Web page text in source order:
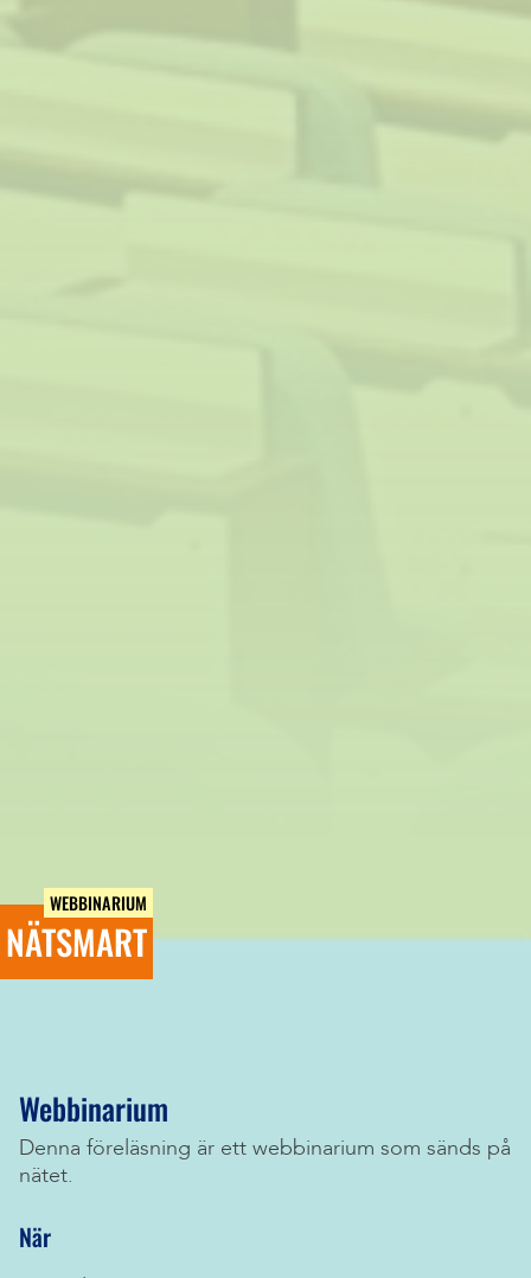
WEBBINARIUM
NÄTSMART
Webbinarium
Denna föreläsning är ett webbinarium som sänds på
nätet.
När